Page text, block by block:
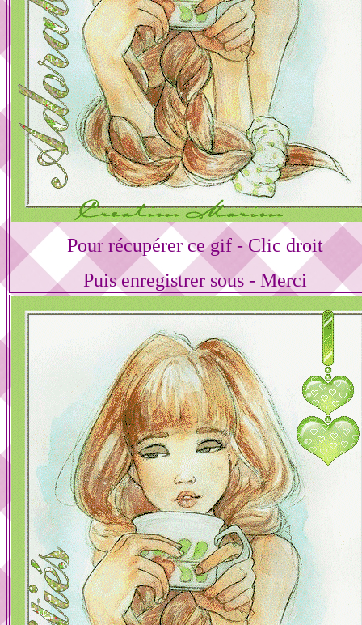
Pour récupérer ce gif - Clic droit
Puis enregistrer sous - Merci